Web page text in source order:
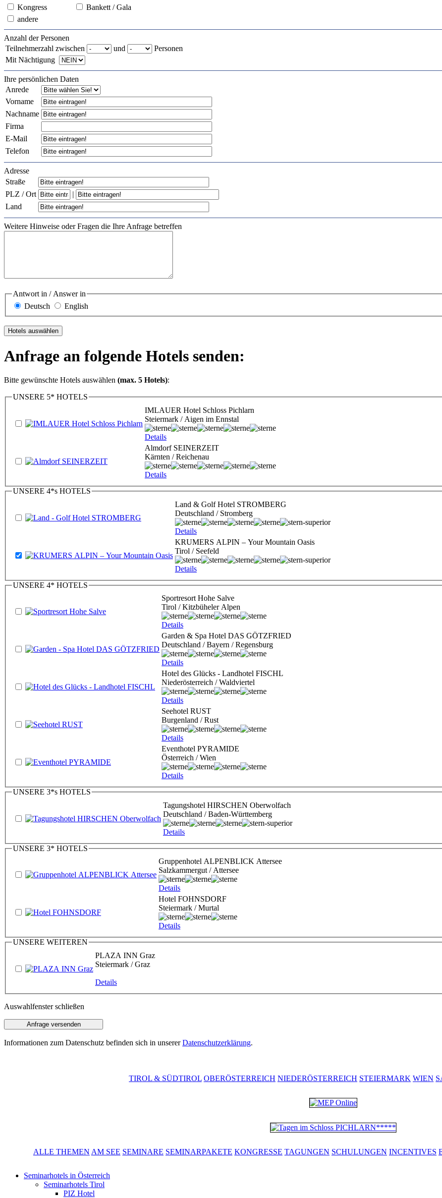
Kongress
Bankett / Gala
andere
Anzahl der Personen
Teilnehmerzahl zwischen
und
Personen
Mit Nächtigung
Ihre persönlichen Daten
Anrede
Vorname
Nachname
Firma
E-Mail
Telefon
Adresse
Straße
PLZ / Ort
|
Land
Weitere Hinweise oder Fragen die Ihre Anfrage betreffen
Antwort in / Answer in
Deutsch
English
Anfrage an folgende Hotels senden:
Bitte gewünschte Hotels auswählen (max. 5 Hotels):
UNSERE 5* HOTELS
IMLAUER Hotel Schloss Pichlarn
Steiermark / Aigen im Ennstal
Details
Almdorf SEINERZEIT
Kärnten / Reichenau
Details
UNSERE 4*s HOTELS
Land & Golf Hotel STROMBERG
Deutschland / Stromberg
Details
KRUMERS ALPIN – Your Mountain Oasis
Tirol / Seefeld
Details
UNSERE 4* HOTELS
Sportresort Hohe Salve
Tirol / Kitzbüheler Alpen
Details
Garden & Spa Hotel DAS GÖTZFRIED
Deutschland / Bayern / Regensburg
Details
Hotel des Glücks - Landhotel FISCHL
Niederösterreich / Waldviertel
Details
Seehotel RUST
Burgenland / Rust
Details
Eventhotel PYRAMIDE
Österreich / Wien
Details
UNSERE 3*s HOTELS
Tagungshotel HIRSCHEN Oberwolfach
Deutschland / Baden-Württemberg
Details
UNSERE 3* HOTELS
Gruppenhotel ALPENBLICK Attersee
Salzkammergut / Attersee
Details
Hotel FOHNSDORF
Steiermark / Murtal
Details
UNSERE WEITEREN
PLAZA INN Graz
Steiermark / Graz
Details
Auswahlfenster schließen
Informationen zum Datenschutz befinden sich in unsererDatenschutzerklärung.
TIROL & SÜDTIROL OBERÖSTERREICH NIEDERÖSTERREICH STEIERMARK WIEN
ALLE THEMEN AM SEE SEMINARE SEMINARPAKETE KONGRESSE TAGUNGEN SCHULUNGEN INCENTIVES
Seminarhotels in Österreich
Seminarhotels Tirol
PIZ Hotel